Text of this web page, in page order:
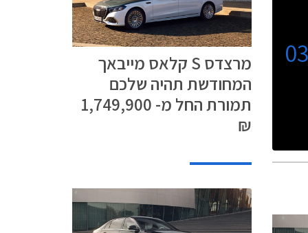
מרצדס S קלאס מייבאך
המחודשת תהיה שלכם
תמורת החל מ- 1,749,900
₪